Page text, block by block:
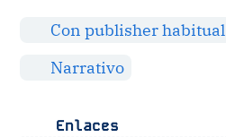
Con publisher habitual
Narrativo
Enlaces